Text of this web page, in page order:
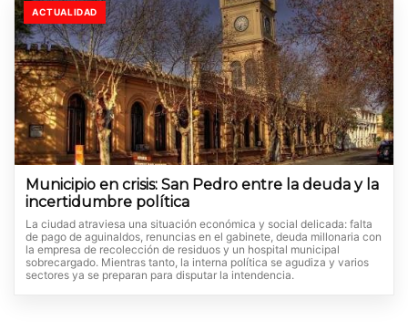
ACTUALIDAD
Municipio en crisis: San Pedro entre la deuda y la
incertidumbre política
La ciudad atraviesa una situación económica y social delicada: falta
de pago de aguinaldos, renuncias en el gabinete, deuda millonaria con
la empresa de recolección de residuos y un hospital municipal
sobrecargado. Mientras tanto, la interna política se agudiza y varios
sectores ya se preparan para disputar la intendencia.